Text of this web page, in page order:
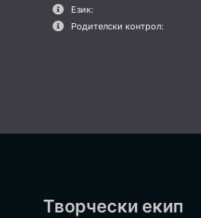
Език:
Родителски контрол:
Творчески екип